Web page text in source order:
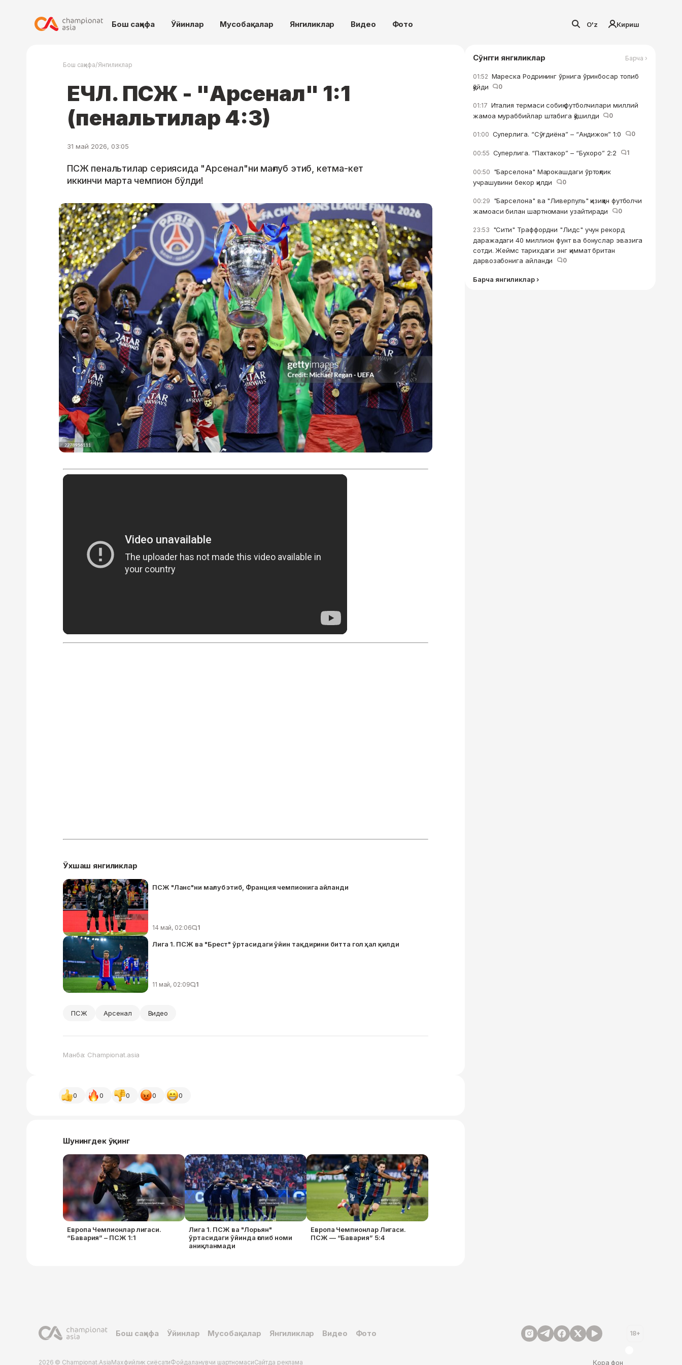
Бош саҳифа Ўйинлар Мусобақалар Янгиликлар Видео Фото O'z Кириш
Бош саҳифа/Янгиликлар
ЕЧЛ. ПСЖ - "Арсенал" 1:1
(пенальтилар 4:3)
31 май 2026, 03:05
ПСЖ пенальтилар сериясида "Арсенал"ни мағлуб этиб, кетма-кет
иккинчи марта чемпион бўлди!
Ўхшаш янгиликлар
ПСЖ "Ланс"ни мағлуб этиб, Франция чемпионига айланди
14 май, 02:06 1
Лига 1. ПСЖ ва "Брест" ўртасидаги ўйин тақдирини битта гол ҳал қилди
11 май, 02:09 1
ПСЖ Арсенал Видео
Манба: Championat.asia
0 0 0 0 0
Шунингдек ўқинг
Европа Чемпионлар лигаси.
“Бавария” – ПСЖ 1:1
Лига 1. ПСЖ ва "Лорьян"
ўртасидаги ўйинда ғолиб номи
аниқланмади
Европа Чемпионлар Лигаси.
ПСЖ — “Бавария” 5:4
Сўнгги янгиликлар Барча ›
01:52 Мареска Родрининг ўрнига ўринбосар топиб
қўйди
0
01:17 Италия термаси собиқ футболчилари миллий
жамоа мураббийлар штабига қўшилди
0
01:00 Суперлига. “Сўғдиёна” – “Андижон” 1:0 0
00:55 Суперлига. “Пахтакор” – “Бухоро” 2:2 1
00:50 "Барселона" Марокашдаги ўртоқлик
учрашувини бекор қилди
0
00:29 "Барселона" ва "Ливерпуль" қизиққан футболчи
жамоаси билан шартномани узайтиради
0
23:53 "Сити" Траффордни "Лидс" учун рекорд
даражадаги 40 миллион фунт ва бонуслар эвазига
сотди. Жеймс тарихдаги энг қиммат британ
дарвозабонига айланди
0
Барча янгиликлар ›
Бош саҳифа Ўйинлар Мусобақалар Янгиликлар Видео Фото 18+
2026 © Championat.AsiaМахфийлик сиёсатиФойдаланувчи шартномасиСайтда реклама Қора фон